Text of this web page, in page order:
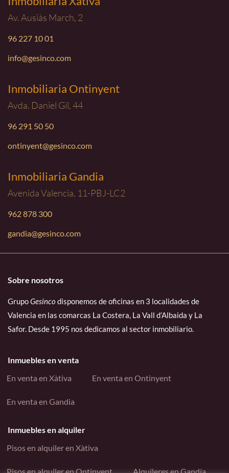
Av. Ausiàs March, 2
96 227 10 01
info@gesinco.com
Inmobiliaria Ontinyent
Avda. Daniel Gil, 44
96 291 50 50
ontinyent@gesinco.com
Inmobiliaria Gandia
Avenida Valencia, 11-PBJ-LC2
962 878 300
gandia@gesinco.com
Sobre nosotros
GrupoGesinco disponemos de oficinas en 3 localidades de
Valencia en las comarcas La Costera, La Vall d’Albaida y La
Safor. Desde 1995 nos dedicamos al sector inmobiliario.
Inmuebles en venta
En venta en Xàtiva
En venta en Ontinyent
En venta en Gandia
Inmuebles en alquiler
Pisos en alquiler en Xàtiva